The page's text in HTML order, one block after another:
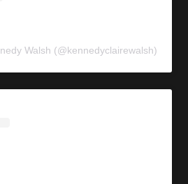
Walsh (@kennedyclairewalsh)